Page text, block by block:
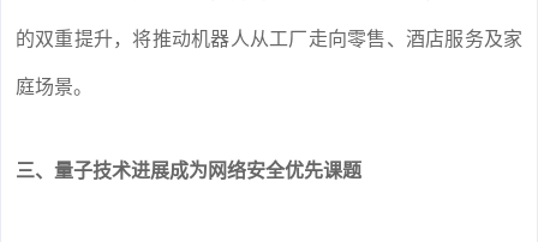
的双重提升，将推动机器人从工厂走向零售、酒店服务及家
庭场景。
三、量子技术进展成为网络安全优先课题